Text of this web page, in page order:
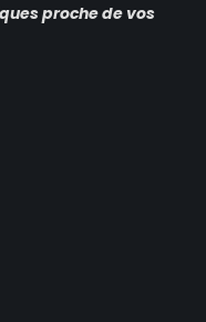
proche de vos